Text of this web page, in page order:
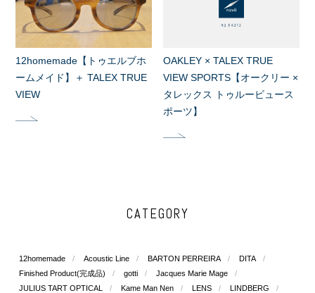
12homemade【トゥエルブホ
ームメイド】＋ TALEX TRUE
VIEW
OAKLEY × TALEX TRUE
VIEW SPORTS【オークリー ×
タレックス トゥルービュース
ポーツ】
CATEGORY
12homemade Acoustic Line BARTON PERREIRA
DITA
Finished Product(完成品)
gotti
Jacques Marie Mage
JULIUS TART OPTICAL
Kame Man Nen LENS
LINDBERG